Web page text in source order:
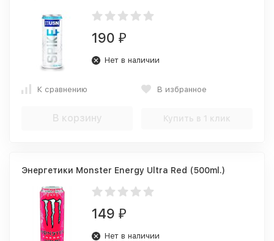
190 ₽
Нет в наличии
К сравнению В избранное
В корзину Купить в 1 клик
Энергетики Monster Energy Ultra Red (500ml.)
149 ₽
Нет в наличии